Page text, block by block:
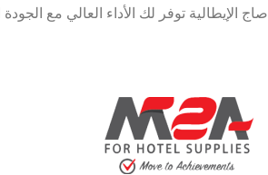
صاج الإيطالية توفر لك الأداء العالي مع الجودة